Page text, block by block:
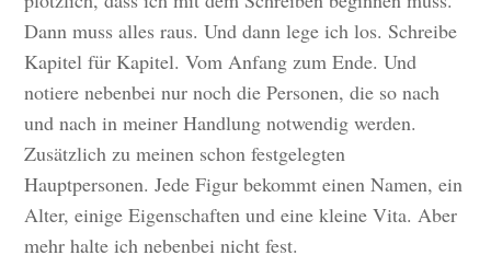
Dann muss alles raus. Und dann lege ich los. Schreibe
Kapitel für Kapitel. Vom Anfang zum Ende. Und
notiere nebenbei nur noch die Personen, die so nach
und nach in meiner Handlung notwendig werden.
Zusätzlich zu meinen schon festgelegten
Hauptpersonen. Jede Figur bekommt einen Namen, ein
Alter, einige Eigenschaften und eine kleine Vita. Aber
mehr halte ich nebenbei nicht fest.